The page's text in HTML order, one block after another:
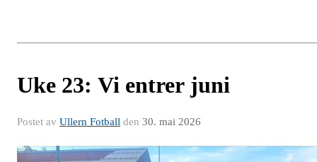
Uke 23: Vi entrer juni
Postet av Ullern Fotball den 30. mai 2026